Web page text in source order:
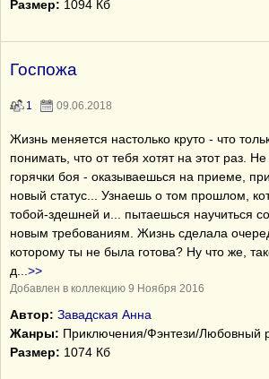
Размер: 1094 Кб
Госпожа
1 09.06.2018
Жизнь меняется настолько круто - что
понимать, что от тебя хотят на этот раз.
горячки боя - оказываешься на приеме,
новый статус... Узнаешь о том прошлом,
тобой-здешней и... пытаешься научиться
новым требованиям. Жизнь сделала
которому ты не была готова? Ну что же,
д
>>
Добавлен в коллекцию 9 Ноября 2016
Автор: Завадская Анна
Жанры: Приключения/Фэнтези/Любовный
Размер: 1074 Кб